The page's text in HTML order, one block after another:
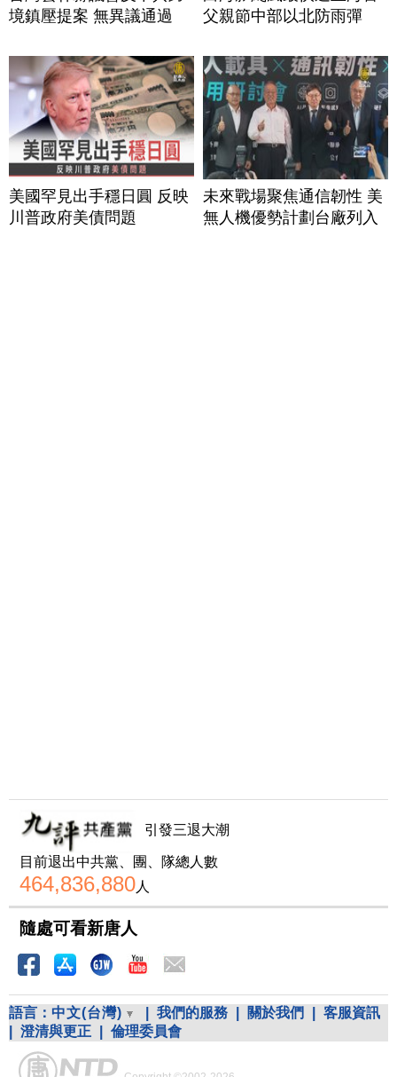
境鎮壓提案 無異議通過
父親節中部以北防雨彈
美國罕見出手穩日圓 反映
川普政府美債問題
未來戰場聚焦通信韌性 美
無人機優勢計劃台廠列入
引發三退大潮
目前退出中共黨、團、隊總人數
464,836,880人
隨處可看新唐人
語言： 中文(台灣) 我們的服務 關於我們
客服資訊
澄清與更正 倫理委員會